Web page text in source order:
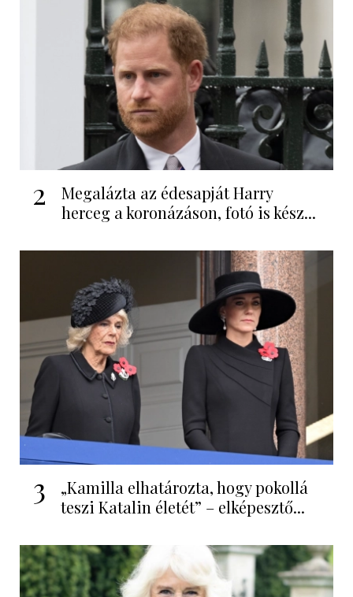
2
Megalázta az édesapját Harry
herceg a koronázáson, fotó is kész...
3
„Kamilla elhatározta, hogy pokollá
teszi Katalin életét” – elképesztő...